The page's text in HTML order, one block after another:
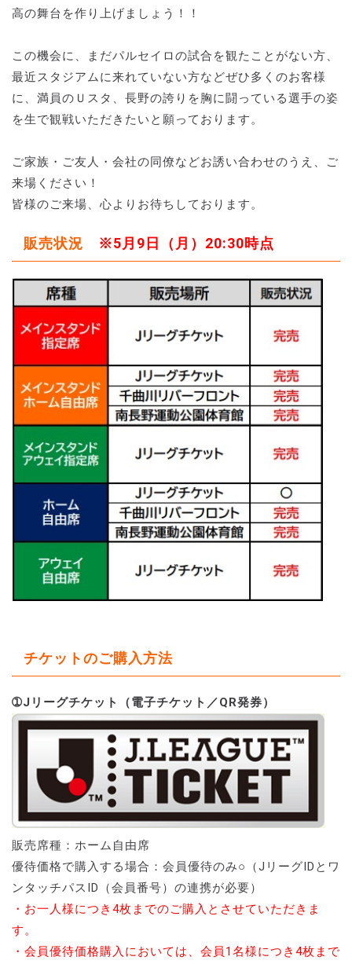
高の舞台を作り上げましょう！！
この機会に、まだパルセイロの試合を観たことがない方、
最近スタジアムに来れていない方などぜひ多くのお客様
に、満員のＵスタ、長野の誇りを胸に闘っている選手の姿
を生で観戦いただきたいと願っております。
ご家族・ご友人・会社の同僚などお誘い合わせのうえ、ご
来場ください！
皆様のご来場、心よりお待ちしております。
販売状況 ※5月9日（月）20:30時点
チケットのご購入方法
➀Jリーグチケット（電子チケット／QR発券）
販売席種：ホーム自由席
優待価格で購入する場合：会員優待のみ○（JリーグIDとワ
ンタッチパスID（会員番号）の連携が必要）
・お一人様につき4枚までのご購入とさせていただきま
す。
・会員優待価格購入においては、会員1名様につき4枚まで